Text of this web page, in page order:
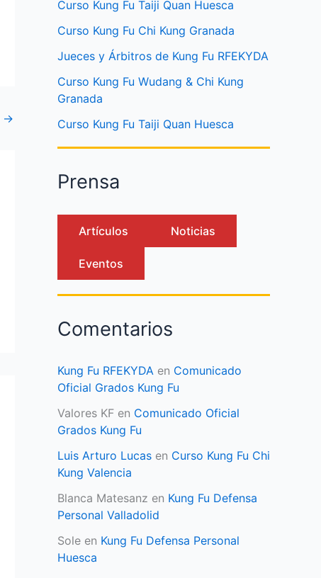
→
Curso Kung Fu Taiji Quan Huesca
Curso Kung Fu Chi Kung Granada
Jueces y Árbitros de Kung Fu RFEKYDA
Curso Kung Fu Wudang & Chi Kung
Granada
Curso Kung Fu Taiji Quan Huesca
Prensa
Artículos Noticias
Eventos
Comentarios
Kung Fu RFEKYDA en Comunicado
Oficial Grados Kung Fu
Valores KF en Comunicado Oficial
Grados Kung Fu
Luis Arturo Lucas en Curso Kung Fu Chi
Kung Valencia
Blanca Matesanz en Kung Fu Defensa
Personal Valladolid
Sole en Kung Fu Defensa Personal
Huesca